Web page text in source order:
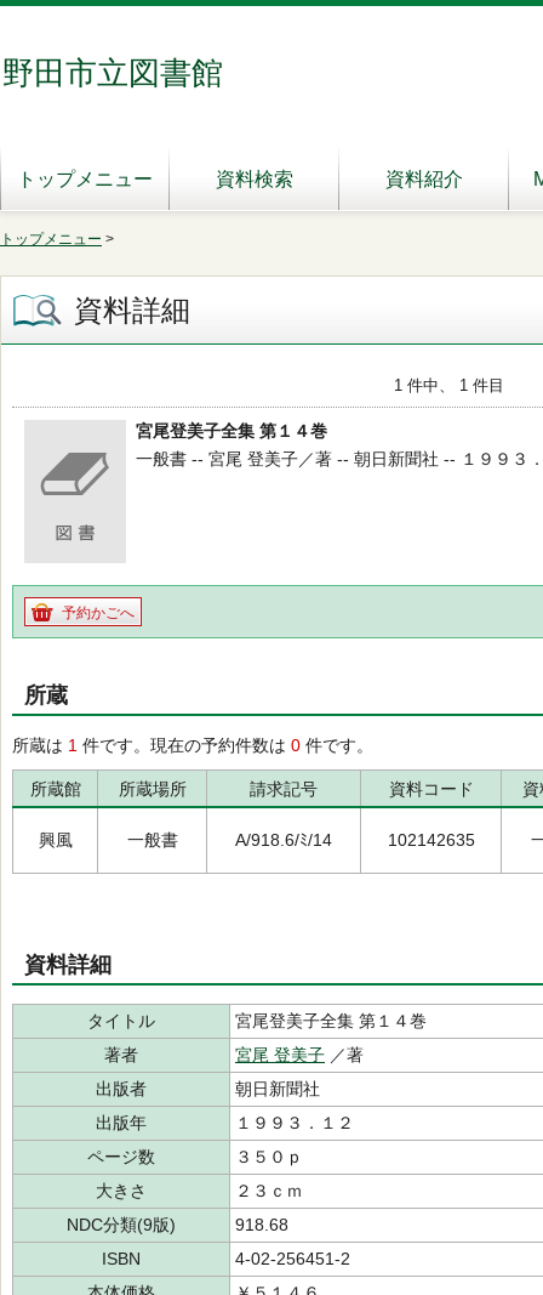
野田市立図書館
トップメニュー 資料検索 資料紹介
トップメニュー >
資料詳細
1 件中、 1 件目
宮尾登美子全集 第１４巻
一般書 -- 宮尾 登美子／著 -- 朝日新聞社 -- １９９３
予約かごへ
所蔵
所蔵は 1 件です。現在の予約件数は 0 件です。
所蔵館 所蔵場所 請求記号 資料コード
興風 一般書 A/918.6/ﾐ/14 102142635
資料詳細
タイトル
宮尾登美子全集 第１４巻
著者
宮尾 登美子 ／著
出版者
朝日新聞社
出版年
１９９３．１２
ページ数
３５０ｐ
大きさ
２３ｃｍ
NDC分類(9版)
918.68
ISBN
4-02-256451-2